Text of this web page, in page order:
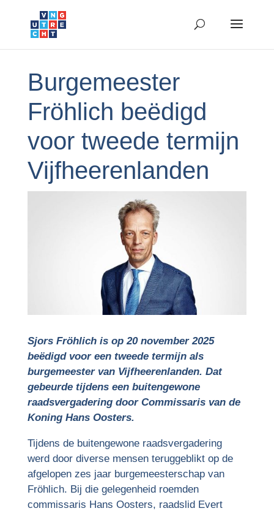
Burgemeester
Fröhlich beëdigd
voor tweede termijn
Vijfheerenlanden
Sjors Fröhlich is op 20 november 2025
beëdigd voor een tweede termijn als
burgemeester van Vijfheerenlanden. Dat
gebeurde tijdens een buitengewone
raadsvergadering door Commissaris van de
Koning Hans Oosters.
Tijdens de buitengewone raadsvergadering
werd door diverse mensen teruggeblikt op de
afgelopen zes jaar burgemeesterschap van
Fröhlich. Bij die gelegenheid roemden
commissaris Hans Oosters, raadslid Evert